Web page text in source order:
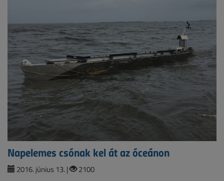
Napelemes csónak kel át az óceánon
2016. június 13. |
2100